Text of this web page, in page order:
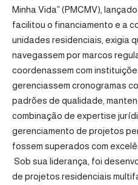
Minha Vida” (PMCMV),
facilitou o financiamento e a
unidades residenciais, exigia
navegassem por marcos
coordenassem com
gerenciassem cronogramas
padrões de qualidade,
combinação de expertise
gerenciamento de projetos
fossem superados com
Sob sua liderança, foi
de projetos residenciais